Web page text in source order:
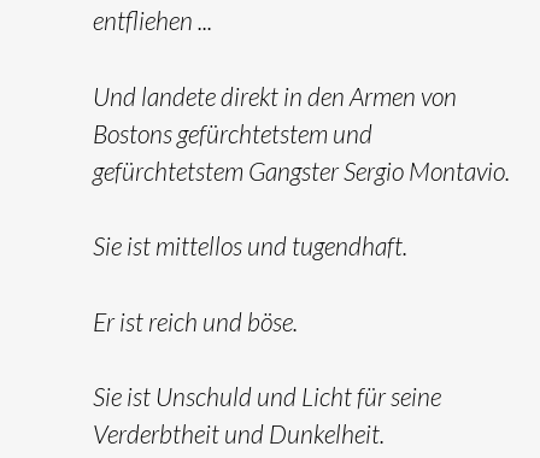
entfliehen ...
Und landete direkt in den Armen von
Bostons gefürchtetstem und
gefürchtetstem Gangster Sergio Montavio.
Sie ist mittellos und tugendhaft.
Er ist reich und böse.
Sie ist Unschuld und Licht für seine
Verderbtheit und Dunkelheit.